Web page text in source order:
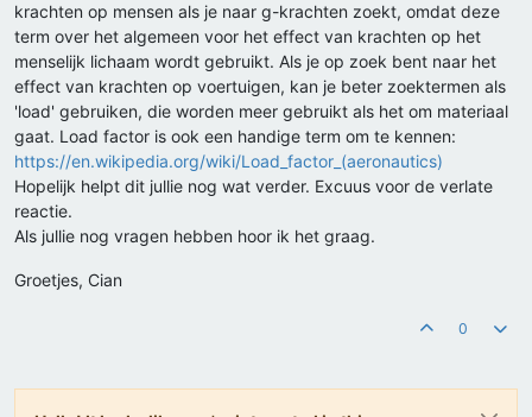
krachten op mensen als je naar g-krachten zoekt, omdat deze
term over het algemeen voor het effect van krachten op het
menselijk lichaam wordt gebruikt. Als je op zoek bent naar het
effect van krachten op voertuigen, kan je beter zoektermen als
'load' gebruiken, die worden meer gebruikt als het om materiaal
gaat. Load factor is ook een handige term om te kennen:
https://en.wikipedia.org/wiki/Load_factor_(aeronautics)
Hopelijk helpt dit jullie nog wat verder. Excuus voor de verlate
reactie.
Als jullie nog vragen hebben hoor ik het graag.
Groetjes, Cian
0